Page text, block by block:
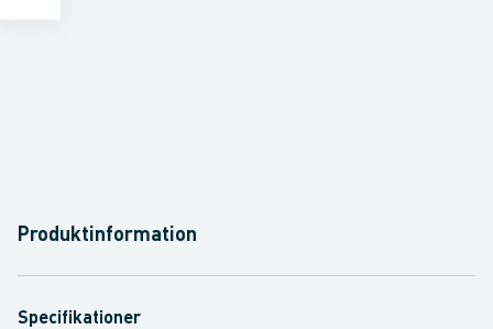
Produktinformation
Specifikationer